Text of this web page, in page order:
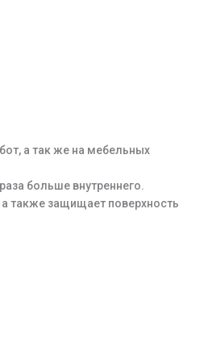
а так же на мебельных
больше внутреннего.
также защищает поверхность